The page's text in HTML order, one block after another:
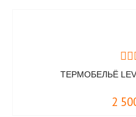
ТЕРМОБЕЛЬЁ
2